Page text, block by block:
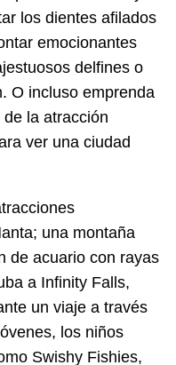
los dientes afilados
emocionantes
delfines o
O incluso emprenda
la atracción
ver una ciudad
una montaña
de acuario con rayas
a Infinity Falls,
un viaje a través
los niños
Swishy Fishies,